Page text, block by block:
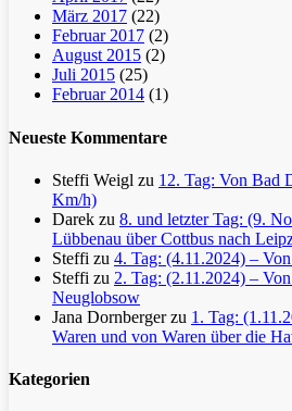
März 2017 (22)
Februar 2017 (2)
August 2015 (2)
Juli 2015 (25)
Februar 2014 (1)
Neueste Kommentare
Steffi Weigl zu 12. Tag: Von Bad
Km/h)
Darek zu 8. und letzter Tag: (9.
Lübbenau über Cottbus nach
Steffi zu 4. Tag: (4.11.2024) –
Steffi zu 2. Tag: (2.11.2024) –
Neuglobsow
Jana Dornbergerzu 1. Tag:
Waren und von Waren über die
Kategorien